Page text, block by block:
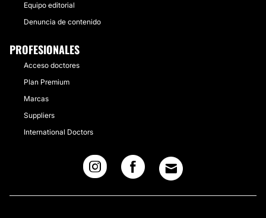
Equipo editorial
Denuncia de contenido
PROFESIONALES
Acceso doctores
Plan Premium
Marcas
Suppliers
International Doctors